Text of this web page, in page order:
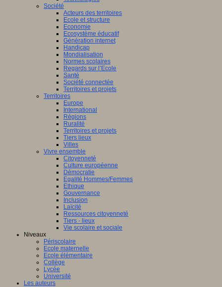
Société
Acteurs des territoires
Ecole et structure
Economie
Ecosystème éducatif
Génération internet
Handicap
Mondialisation
Normes scolaires
Regards sur l’Ecole
Santé
Société connectée
Territoires et projets
Territoires
Europe
International
Régions
Ruralité
Territoires et projets
Tiers lieux
Villes
Vivre ensemble
Citoyenneté
Culture européenne
Démocratie
Egalité Hommes/Femmes
Ethique
Gouvernance
Inclusion
Laïcité
Ressources citoyenneté
Tiers - lieux
Vie scolaire et sociale
Niveaux
Périscolaire
Ecole maternelle
Ecole élémentaire
Collège
Lycée
Université
Les auteurs